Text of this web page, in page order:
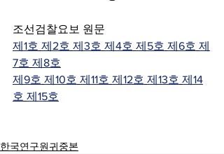
조선검찰요보 원문
제1호 제2호 제3호 제4호 제5호 제6호 제
7호 제8호
제9호 제10호 제11호 제12호 제13호 제14
호 제15호
한국연구원귀중본